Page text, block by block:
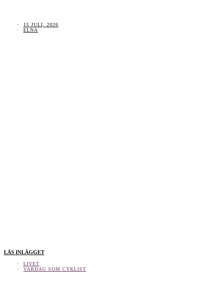
15 JULI, 2026
ELNA
LÄS INLÄGGET
LIVET
VARDAG SOM CYKLIST